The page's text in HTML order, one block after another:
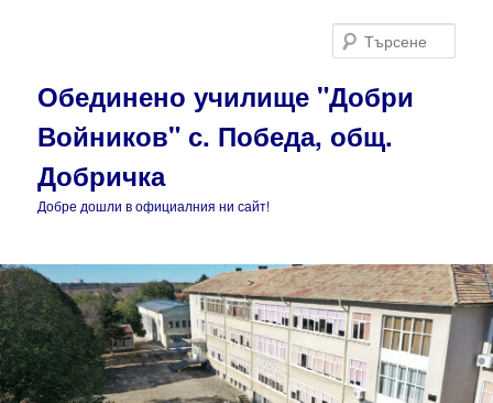
Обединено училище "Добри
Войников" с. Победа, общ.
Добричка
Добре дошли в официалния ни сайт!